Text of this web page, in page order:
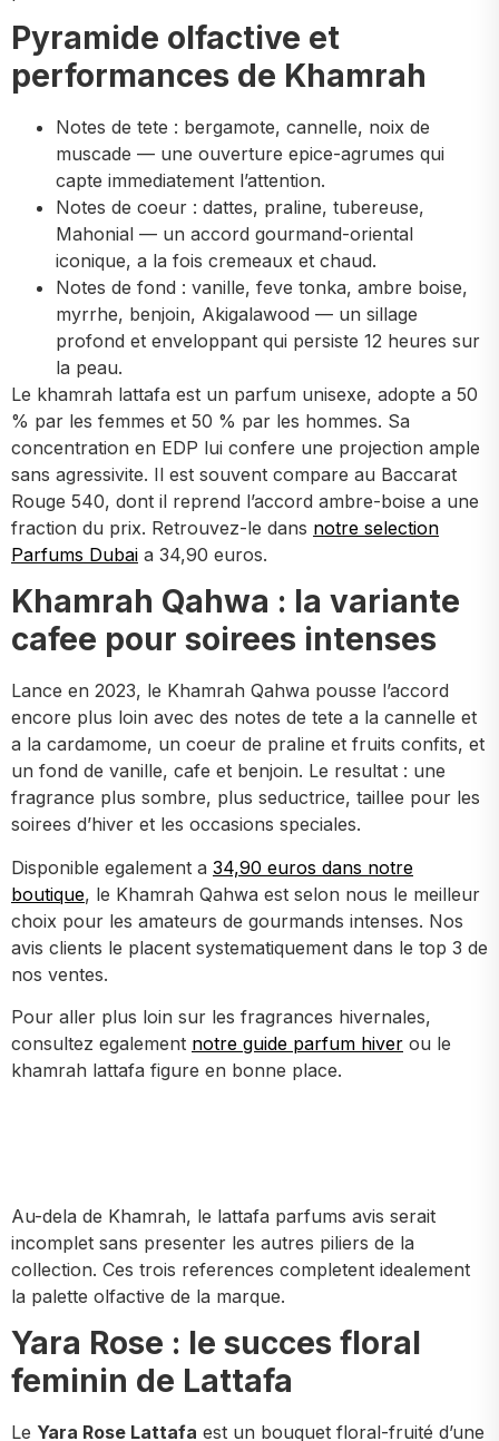
Pyramide olfactive et
performances de Khamrah
Notes de tete : bergamote, cannelle, noix de
muscade — une ouverture epice-agrumes qui
capte immediatement l’attention.
Notes de coeur : dattes, praline, tubereuse,
Mahonial — un accord gourmand-oriental
iconique, a la fois cremeaux et chaud.
Notes de fond : vanille, feve tonka, ambre boise,
myrrhe, benjoin, Akigalawood — un sillage
profond et enveloppant qui persiste 12 heures sur
la peau.
Le khamrah lattafa est un parfum unisexe, adopte a 50
% par les femmes et 50 % par les hommes. Sa
concentration en EDP lui confere une projection ample
sans agressivite. Il est souvent compare au Baccarat
Rouge 540, dont il reprend l’accord ambre-boise a une
fraction du prix. Retrouvez-le dans notre selection
Parfums Dubai a 34,90 euros.
Khamrah Qahwa : la variante
cafee pour soirees intenses
Lance en 2023, le Khamrah Qahwa pousse l’accord
encore plus loin avec des notes de tete a la cannelle et
a la cardamome, un coeur de praline et fruits confits, et
un fond de vanille, cafe et benjoin. Le resultat : une
fragrance plus sombre, plus seductrice, taillee pour les
soirees d’hiver et les occasions speciales.
Disponible egalement a 34,90 euros dans notre
boutique, le Khamrah Qahwa est selon nous le meilleur
choix pour les amateurs de gourmands intenses. Nos
avis clients le placent systematiquement dans le top 3 de
nos ventes.
Pour aller plus loin sur les fragrances hivernales,
consultez egalement notre guide parfum hiver ou le
khamrah lattafa figure en bonne place.
Au-dela de Khamrah, le lattafa parfums avis serait
incomplet sans presenter les autres piliers de la
collection. Ces trois references completent idealement
la palette olfactive de la marque.
Yara Rose : le succes floral
feminin de Lattafa
Le Yara Rose Lattafa est un bouquet floral-fruité d’une